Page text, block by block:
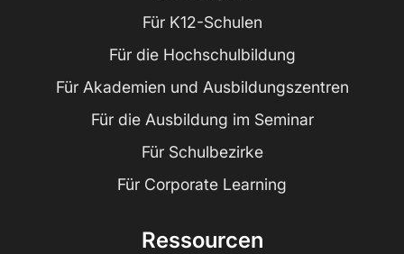
Für K12-Schulen
Für die Hochschulbildung
Für Akademien und Ausbildungszentren
Für die Ausbildung im Seminar
Für Schulbezirke
Für Corporate Learning
Ressourcen